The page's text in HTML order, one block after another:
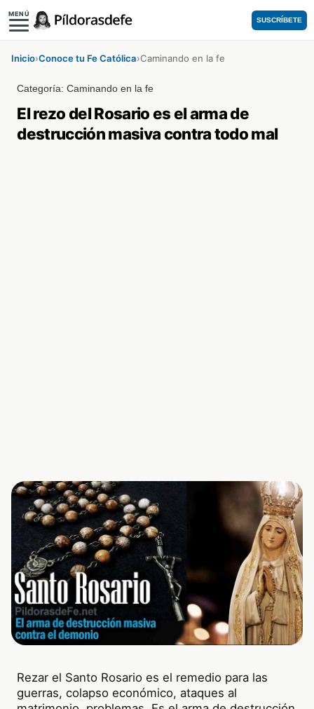
MENÚ
SUSCRÍBETE
Inicio›Conoce tu Fe Católica›Caminando en la fe
Categoría:Caminando en la fe
El rezo del Rosario es el arma de
destrucción masiva contra todo mal
Rezar el Santo Rosario es el remedio para las
guerras, colapso económico, ataques al